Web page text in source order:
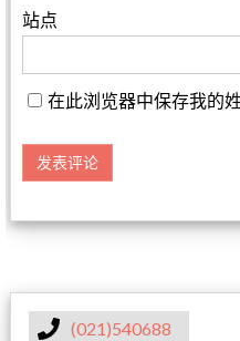
站点
在此浏览器中保存我的
(021)540688